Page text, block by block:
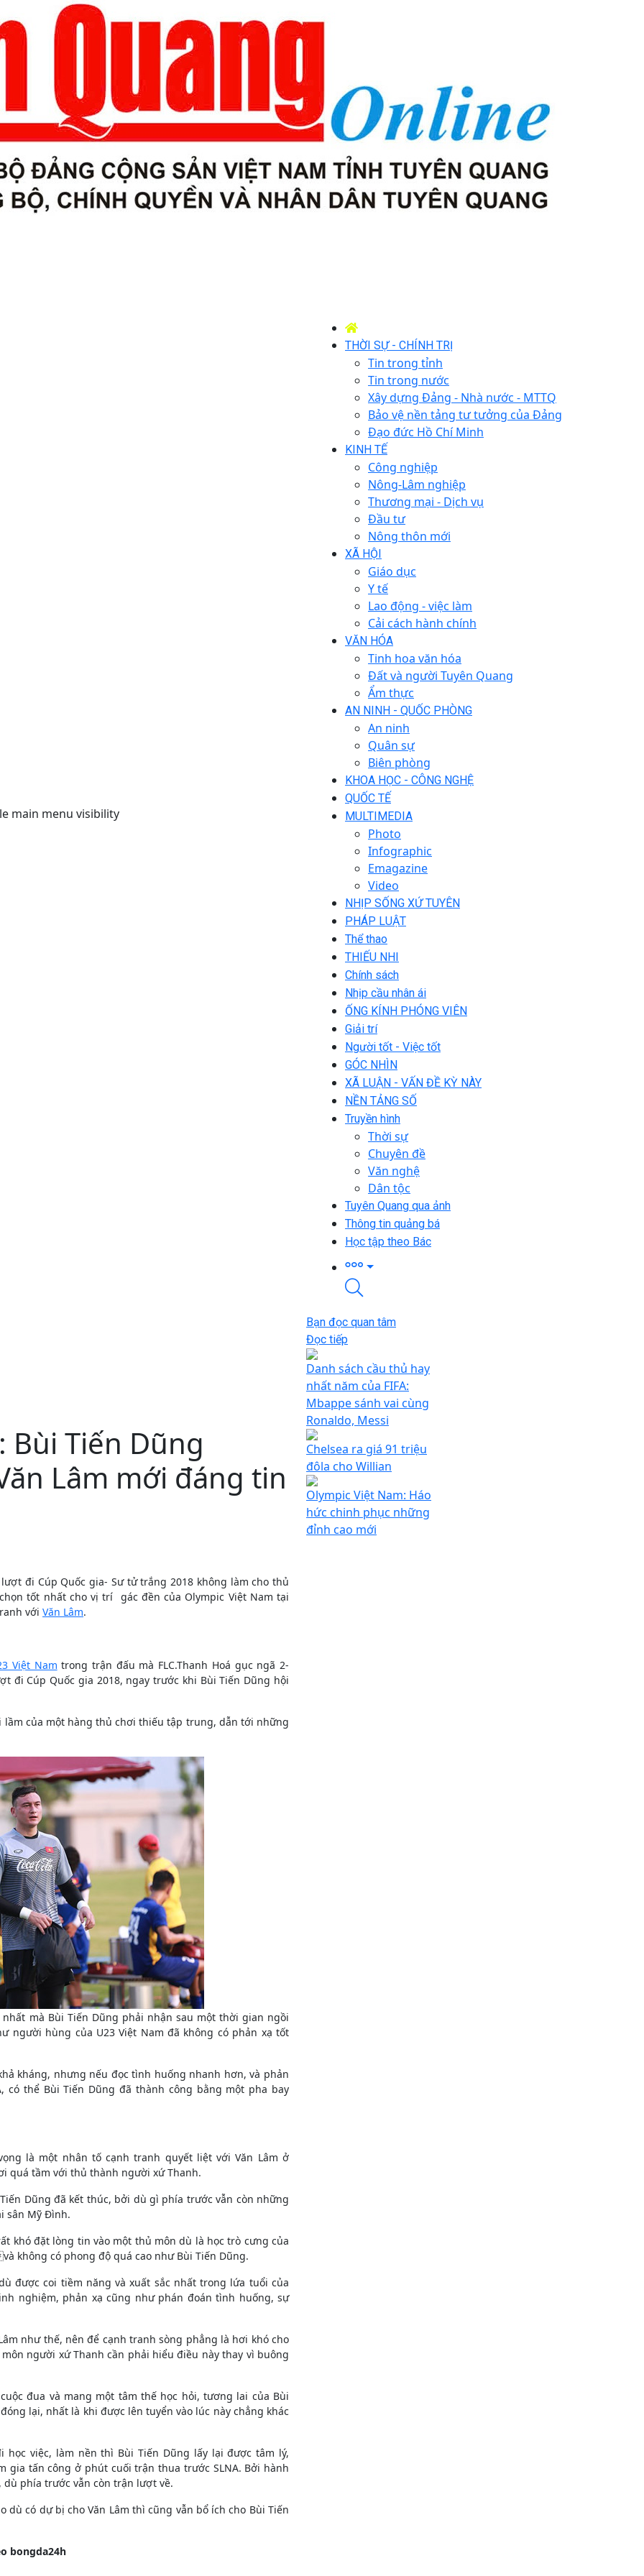
main menu visibility
THỜI SỰ - CHÍNH TRỊ
Tin trong tỉnh
Tin trong nước
Xây dựng Đảng - Nhà nước - MTTQ
Bảo vệ nền tảng tư tưởng của Đảng
Đạo đức Hồ Chí Minh
KINH TẾ
Công nghiệp
Nông-Lâm nghiệp
Thương mại - Dịch vụ
Đầu tư
Nông thôn mới
XÃ HỘI
Giáo dục
Y tế
Lao động - việc làm
Cải cách hành chính
VĂN HÓA
Tinh hoa văn hóa
Đất và người Tuyên Quang
Ẩm thực
AN NINH - QUỐC PHÒNG
An ninh
Quân sự
Biên phòng
KHOA HỌC - CÔNG NGHỆ
QUỐC TẾ
MULTIMEDIA
Photo
Infographic
Emagazine
Video
NHỊP SỐNG XỨ TUYÊN
PHÁP LUẬT
Thể thao
THIẾU NHI
Chính sách
Nhịp cầu nhân ái
ỐNG KÍNH PHÓNG VIÊN
Giải trí
Người tốt - Việc tốt
GÓC NHÌN
XÃ LUẬN - VẤN ĐỀ KỲ NÀY
NỀN TẢNG SỐ
Truyền hình
Thời sự
Chuyên đề
Văn nghệ
Dân tộc
Tuyên Quang qua ảnh
Thông tin quảng bá
Học tập theo Bác
Bùi Tiến Dũng
Lâm mới đáng tin
đi Cúp Quốc gia- Sư tử trắng 2018 không làm cho thủ
tốt nhất cho vị trí gác đền của Olympic Việt Nam tại
với Văn Lâm.
Việt Nam trong trận đấu mà FLC.Thanh Hoá gục ngã 2-
đi Cúp Quốc gia 2018, ngay trước khi Bùi Tiến Dũng hội
lầm của một hàng thủ chơi thiếu tập trung, dẫn tới những
mà Bùi Tiến Dũng phải nhận sau một thời gian ngồi
người hùng của U23 Việt Nam đã không có phản xạ tốt
kháng, nhưng nếu đọc tình huống nhanh hơn, và phản
có thể Bùi Tiến Dũng đã thành công bằng một pha bay
là một nhân tố cạnh tranh quyết liệt với Văn Lâm ở
quá tầm với thủ thành người xứ Thanh.
Dũng đã kết thúc, bởi dù gì phía trước vẫn còn những
sân Mỹ Đình.
khó đặt lòng tin vào một thủ môn dù là học trò cưng của
không có phong độ quá cao như Bùi Tiến Dũng.
được coi tiềm năng và xuất sắc nhất trong lứa tuổi của
nghiệm, phản xạ cũng như phán đoán tình huống, sự
như thế, nên để cạnh tranh sòng phẳng là hơi khó cho
người xứ Thanh cần phải hiểu điều này thay vì buông
đua và mang một tâm thế học hỏi, tương lai của Bùi
lại, nhất là khi được lên tuyển vào lúc này chẳng khác
việc, làm nền thì Bùi Tiến Dũng lấy lại được tâm lý,
gia tấn công ở phút cuối trận thua trước SLNA. Bởi hành
phía trước vẫn còn trận lượt về.
có dự bị cho Văn Lâm thì cũng vẫn bổ ích cho Bùi Tiến
bongda24h
Bạn đọc quan tâm
Đọc tiếp
Danh sách cầu thủ hay
nhất năm của FIFA:
Mbappe sánh vai cùng
Ronaldo, Messi
Chelsea ra giá 91 triệu
đôla cho Willian
Olympic Việt Nam: Háo
hức chinh phục những
đỉnh cao mới